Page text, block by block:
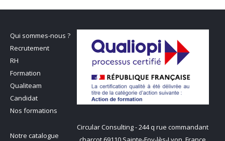
Qui sommes-nous ?
Recrutement
RH
Formation
Qualiteam
Candidat
Nos formations
Notre catalogue
Circular Consulting - 244 q rue commandant